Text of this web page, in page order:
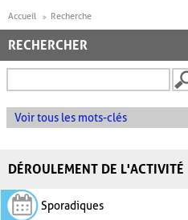
Accueil Recherche
RECHERCHER
Voir tous les mots-clés
DÉROULEMENT DE L'ACTIVITÉ
Sporadiques